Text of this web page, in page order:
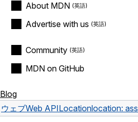
About MDN
Advertise with us
Community
MDN on GitHub
Blog
ウェブWeb APILocationlocation: